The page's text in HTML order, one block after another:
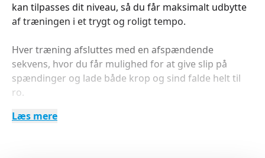
kan tilpasses dit niveau, så du får maksimalt udbytte
af træningen i et trygt og roligt tempo.
Hver træning afsluttes med en afspændende
sekvens, hvor du får mulighed for at give slip på
spændinger og lade både krop og sind falde helt til
ro.
Der er udstyr til rådighed i lokalet, men du er
Læs mere